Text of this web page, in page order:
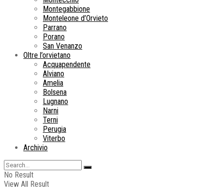
Montegabbione
Monteleone d’Orvieto
Parrano
Porano
San Venanzo
Oltre l’orvietano
Acquapendente
Alviano
Amelia
Bolsena
Lugnano
Narni
Terni
Perugia
Viterbo
Archivio
No Result
View All Result